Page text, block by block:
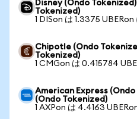
Disney (Ondo
Tokenized)
1 DISon は 1.3375 UBERon
Chipotle (Ondo
Tokenized)
1 CMGon は 0.415784
American Express
(Ondo Tokenized)
1 AXPon は 4.4163